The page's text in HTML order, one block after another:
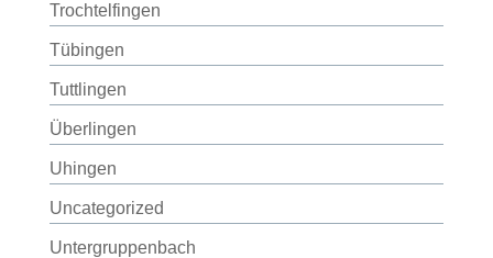
Trochtelfingen
Tübingen
Tuttlingen
Überlingen
Uhingen
Uncategorized
Untergruppenbach